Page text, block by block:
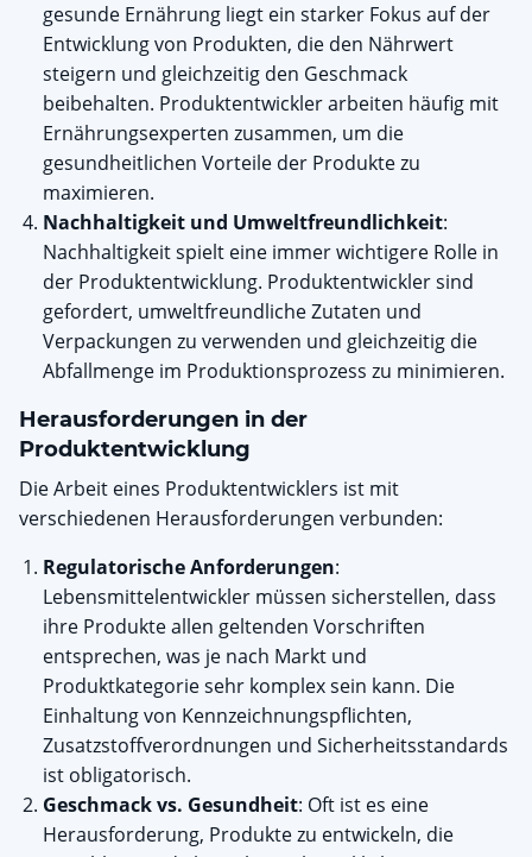
gesunde Ernährung liegt ein starker Fokus auf der
Entwicklung von Produkten, die den Nährwert
steigern und gleichzeitig den Geschmack
beibehalten. Produktentwickler arbeiten häufig mit
Ernährungsexperten zusammen, um die
gesundheitlichen Vorteile der Produkte zu
maximieren.
Nachhaltigkeit und Umweltfreundlichkeit:
Nachhaltigkeit spielt eine immer wichtigere Rolle in
der Produktentwicklung. Produktentwickler sind
gefordert, umweltfreundliche Zutaten und
Verpackungen zu verwenden und gleichzeitig die
Abfallmenge im Produktionsprozess zu minimieren.
Herausforderungen in der
Produktentwicklung
Die Arbeit eines Produktentwicklers ist mit
verschiedenen Herausforderungen verbunden:
Regulatorische Anforderungen:
Lebensmittelentwickler müssen sicherstellen, dass
ihre Produkte allen geltenden Vorschriften
entsprechen, was je nach Markt und
Produktkategorie sehr komplex sein kann. Die
Einhaltung von Kennzeichnungspflichten,
Zusatzstoffverordnungen und Sicherheitsstandards
ist obligatorisch.
Geschmack vs. Gesundheit: Oft ist es eine
Herausforderung, Produkte zu entwickeln, die